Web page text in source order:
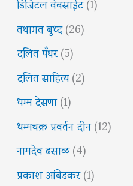
तथागत बुध्द(26)
दलित पँथर(5)
दलित साहित्य(2)
धम्म देसणा(1)
धम्मचक्र प्रवर्तन दीन(12)
नामदेव ढसाळ(4)
प्रकाश आंबेडकर(1)